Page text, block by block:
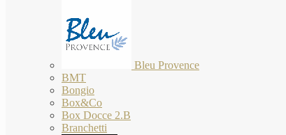
Bleu Provence
BMT
Bongio
Box&Co
Box Docce 2.B
Branchetti